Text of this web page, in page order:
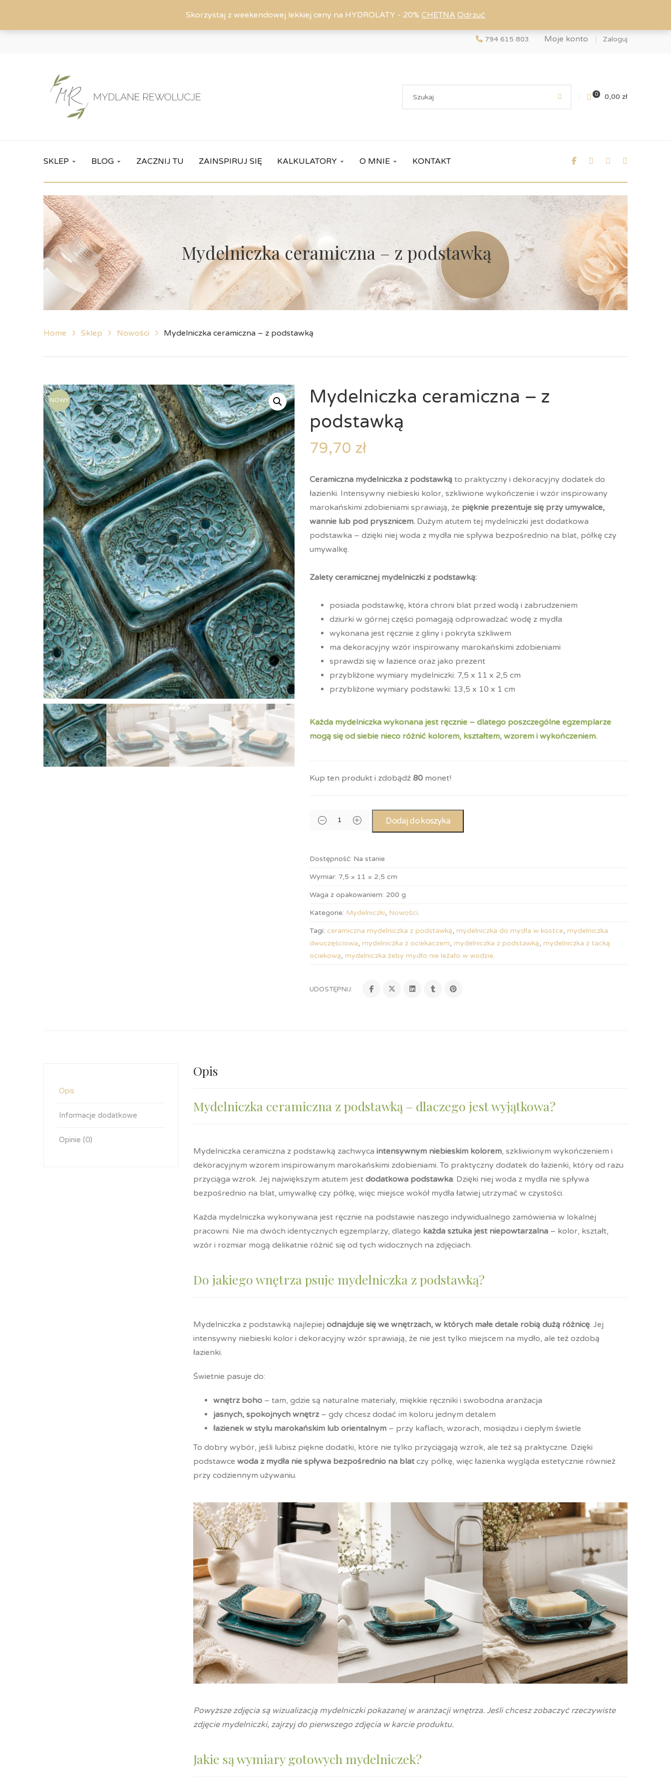
Skorzystaj z weekendowej lekkiej ceny na HYDROLATY - 20% CHĘTNA Odrzuć
794 615 803 Moje konto Zaloguj
0 0,00 zł
SKLEP BLOG ZACZNIJ TU ZAINSPIRUJ SIĘ KALKULATORY O MNIE KONTAKT
Mydelniczka ceramiczna – z podstawką
Home Sklep Nowości Mydelniczka ceramiczna – z podstawką
NOWY
Mydelniczka ceramiczna – z
podstawką
79,70 zł
Ceramiczna mydelniczka z podstawką to praktyczny i dekoracyjny dodatek do
łazienki. Intensywny niebieski kolor, szkliwione wykończenie i wzór inspirowany
marokańskimi zdobieniami sprawiają, że pięknie prezentuje się przy umywalce,
wannie lub pod prysznicem. Dużym atutem tej mydelniczki jest dodatkowa
podstawka – dzięki niej woda z mydła nie spływa bezpośrednio na blat, półkę czy
umywalkę.
Zalety ceramicznej mydelniczki z podstawką:
posiada podstawkę, która chroni blat przed wodą i zabrudzeniem
dziurki w górnej części pomagają odprowadzać wodę z mydła
wykonana jest ręcznie z gliny i pokryta szkliwem
ma dekoracyjny wzór inspirowany marokańskimi zdobieniami
sprawdzi się w łazience oraz jako prezent
przybliżone wymiary mydelniczki: 7,5 x 11 x 2,5 cm
przybliżone wymiary podstawki: 13,5 x 10 x 1 cm
Każda mydelniczka wykonana jest ręcznie – dlatego poszczególne egzemplarze
mogą się od siebie nieco różnić kolorem, kształtem, wzorem i wykończeniem.
Kup ten produkt i zdobądź80 monet!
Dodaj do koszyka
Dostępność: Na stanie
Wymiar: 7,5 × 11 × 2,5 cm
Waga z opakowaniem: 200 g
Kategorie: Mydelniczki, Nowości.
Tagi:ceramiczna mydelniczka z podstawką,mydelniczka do mydła w kostce,mydelniczka
dwuczęściowa,mydelniczka z ociekaczem,mydelniczka z podstawką,mydelniczka z tacką
ociekową,mydelniczka żeby mydło nie leżało w wodzie.
UDOSTĘPNIJ:
Opis
Informacje dodatkowe
Opinie (0)
Opis
Mydelniczka ceramiczna z podstawką – dlaczego jest wyjątkowa?
Mydelniczka ceramiczna z podstawką zachwyca intensywnym niebieskim kolorem, szkliwionym wykończeniem i
dekoracyjnym wzorem inspirowanym marokańskimi zdobieniami. To praktyczny dodatek do łazienki, który od razu
przyciąga wzrok. Jej największym atutem jest dodatkowa podstawka. Dzięki niej woda z mydła nie spływa
bezpośrednio na blat, umywalkę czy półkę, więc miejsce wokół mydła łatwiej utrzymać w czystości.
Każda mydelniczka wykonywana jest ręcznie na podstawie naszego indywidualnego zamówienia w lokalnej
pracowni. Nie ma dwóch identycznych egzemplarzy, dlatego każda sztuka jest niepowtarzalna – kolor, kształt,
wzór i rozmiar mogą delikatnie różnić się od tych widocznych na zdjęciach.
Do jakiego wnętrza psuje mydelniczka z podstawką?
Mydelniczka z podstawką najlepiej odnajduje się we wnętrzach, w których małe detale robią dużą różnicę. Jej
intensywny niebieski kolor i dekoracyjny wzór sprawiają, że nie jest tylko miejscem na mydło, ale też ozdobą
łazienki.
Świetnie pasuje do:
wnętrz boho – tam, gdzie są naturalne materiały, miękkie ręczniki i swobodna aranżacja
jasnych, spokojnych wnętrz – gdy chcesz dodać im koloru jednym detalem
łazienek w stylu marokańskim lub orientalnym – przy kaflach, wzorach, mosiądzu i ciepłym świetle
To dobry wybór, jeśli lubisz piękne dodatki, które nie tylko przyciągają wzrok, ale też są praktyczne. Dzięki
podstawce woda z mydła nie spływa bezpośrednio na blatczy półkę, więc łazienka wygląda estetycznie również
przy codziennym używaniu.
Powyższe zdjęcia są wizualizacją mydelniczki pokazanej w aranżacji wnętrza. Jeśli chcesz zobaczyć rzeczywiste
zdjęcie mydelniczki, zajrzyj do pierwszego zdjęcia w karcie produktu.
Jakie są wymiary gotowych mydelniczek?